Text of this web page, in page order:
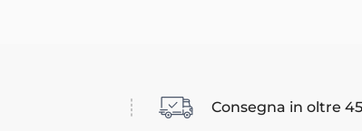
Consegna in oltre